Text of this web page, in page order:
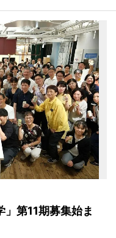
第11期募集始ま